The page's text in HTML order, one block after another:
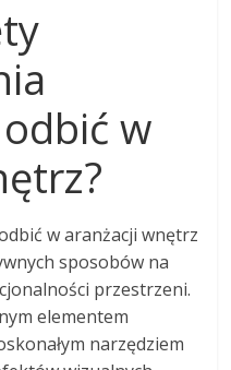
w
w aranżacji wnętrz
sposobów na
przestrzeni.
elementem
narzędziem